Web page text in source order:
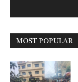
MOST POPULAR